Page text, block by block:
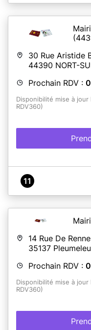
30 Rue Aristide
44390 NORT-
Prochain RDV :
Disponibilité mise à
RDV360)
11
14 Rue De
35137
Prochain RDV :
Disponibilité mise à
RDV360)